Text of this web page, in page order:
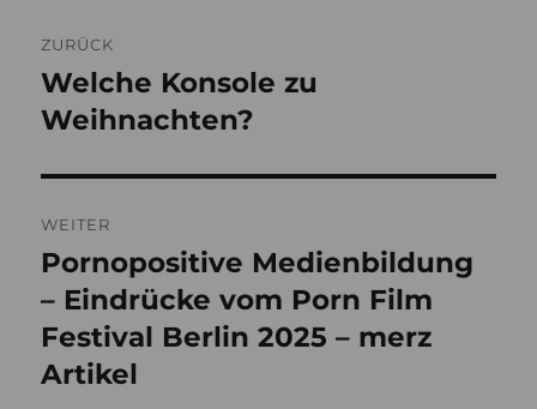
ZURÜCK
Vorheriger
Beitrag:
Welche Konsole zu
Weihnachten?
WEITER
Nächster
Beitrag:
Pornopositive Medienbildung
– Eindrücke vom Porn Film
Festival Berlin 2025 – merz
Artikel